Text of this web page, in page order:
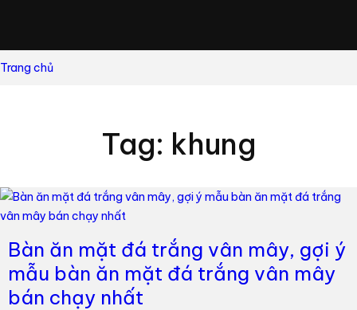
Trang chủ
Tag: khung
Bàn ăn mặt đá trắng vân mây, gợi ý
mẫu bàn ăn mặt đá trắng vân mây
bán chạy nhất